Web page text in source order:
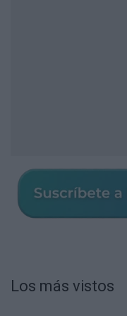
Los más vistos